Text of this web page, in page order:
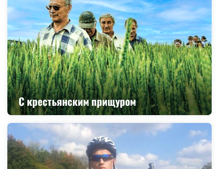
С крестьянским прищуром